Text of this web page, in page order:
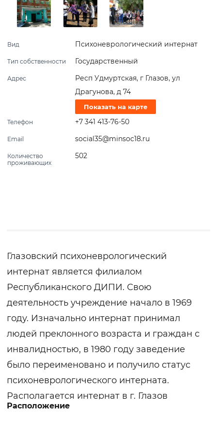
Вид Психоневрологический интернат
Тип собственности Государственный
Адрес
Респ Удмуртская, г Глазов, ул
Драгунова, д 74
Показать на карте
Телефон +7 341 413-76-50
Email social35@minsoc18.ru
Количество
проживающих
502
Глазовский психоневрологический
интернат является филиалом
Республиканского ДИПИ. Свою
деятельность учреждение начало в 1969
году. Изначально интернат принимал
людей преклонного возраста и граждан с
инвалидностью, в 1980 году заведение
было переименовано и получило статус
психоневрологического интерната.
Располагается интернат в г. Глазов
Удмуртской Республики. Предназначен
Расположение